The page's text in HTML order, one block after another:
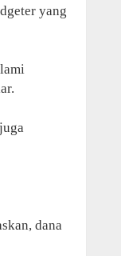
yang
dana